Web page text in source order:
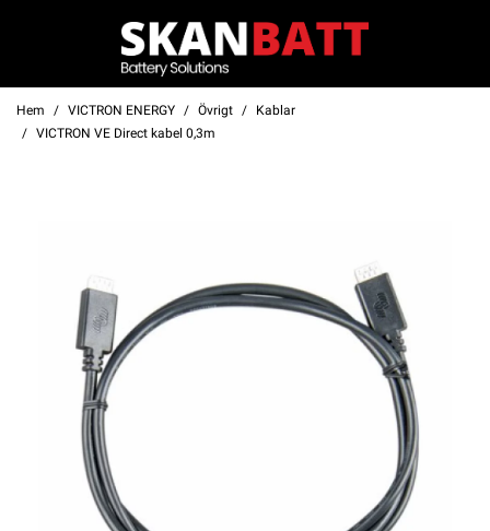
Hem VICTRON ENERGY Övrigt
Kablar
VICTRON VE Direct kabel 0,3m